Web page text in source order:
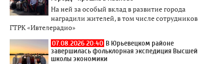
На ней за особый вклад в развитие города
наградили жителей, в том числе сотрудников
ГТРК «Ивтелерадио»
07.08.2026 20:40 В Юрьевецком районе
завершилась фольклорная экспедиция Высшей
школы экономики